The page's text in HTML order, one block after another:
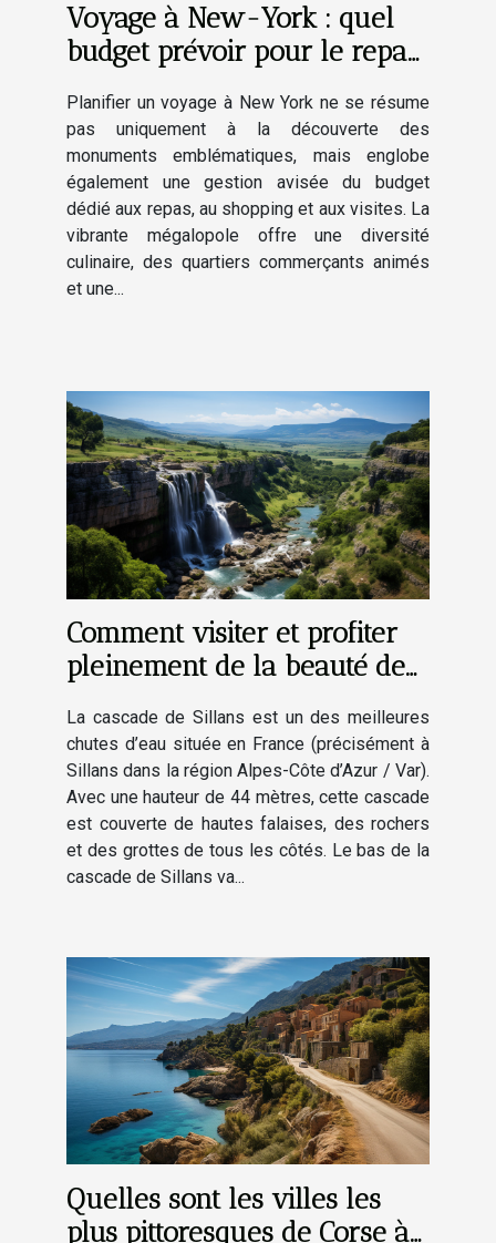
Voyage à New-York : quel
budget prévoir pour le repas,
Planifier un voyage à New York ne se résume
pas uniquement à la découverte des
monuments emblématiques, mais englobe
également une gestion avisée du budget
dédié aux repas, au shopping et aux visites. La
vibrante mégalopole offre une diversité
culinaire, des quartiers commerçants animés
et une...
Comment visiter et profiter
pleinement de la beauté de
La cascade de Sillans est un des meilleures
chutes d’eau située en France (précisément à
Sillans dans la région Alpes-Côte d’Azur / Var).
Avec une hauteur de 44 mètres, cette cascade
est couverte de hautes falaises, des rochers
et des grottes de tous les côtés. Le bas de la
cascade de Sillans va...
Quelles sont les villes les
plus pittoresques de Corse à